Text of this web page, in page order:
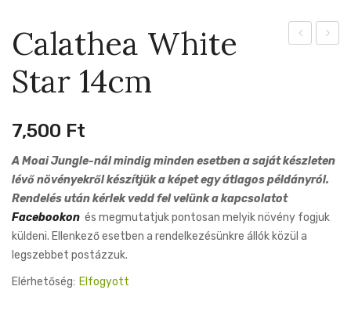
Calathea White
Star 14cm
7,500 Ft
A Moai Jungle-nál mindig minden esetben a saját készleten
lévő növényekről készítjük a képet egy átlagos példányról.
Rendelés után kérlek vedd fel velünk a kapcsolatot
Facebookon és megmutatjuk pontosan melyik növény fogjuk
küldeni. Ellenkező esetben a rendelkezésünkre állók közül a
legszebbet postázzuk.
Elérhetőség: Elfogyott